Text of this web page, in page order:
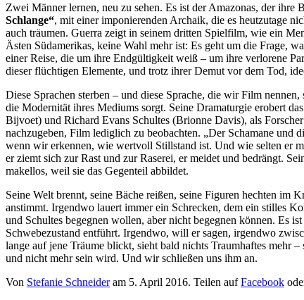
Zwei Männer lernen, neu zu sehen. Es ist der Amazonas, der
Schlange“, mit einer imponierenden Archaik, die es heutzutage
auch träumen. Guerra zeigt in seinem dritten Spielfilm, wie ein
Ästen Südamerikas, keine Wahl mehr ist: Es geht um die Frage,
einer Reise, die um ihre Endgültigkeit weiß – um ihre verlorene
dieser flüchtigen Elemente, und trotz ihrer Demut vor dem Tod,
Diese Sprachen sterben – und diese Sprache, die wir Film
die Modernität ihres Mediums sorgt. Seine Dramaturgie erobert
Bijvoet) und Richard Evans Schultes (Brionne Davis), als
nachzugeben, Film lediglich zu beobachten. „Der Schamane und
wenn wir erkennen, wie wertvoll Stillstand ist. Und wie selten er
er ziemt sich zur Rast und zur Raserei, er meidet und bedrängt.
makellos, weil sie das Gegenteil abbildet.
Seine Welt brennt, seine Bäche reißen, seine Figuren hechten im
anstimmt. Irgendwo lauert immer ein Schrecken, dem ein stilles
und Schultes begegnen wollen, aber nicht begegnen können. Es
Schwebezustand entführt. Irgendwo, will er sagen, irgendwo
lange auf jene Träume blickt, sieht bald nichts Traumhaftes mehr
und nicht mehr sein wird. Und wir schließen uns ihm an.
Von Stefanie Schneideram 5. April 2016. Teilen aufFacebook